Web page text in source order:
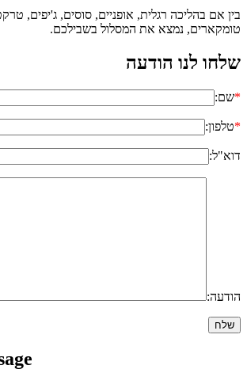
בין אם בהליכה רגלית, אופניים, סוסים, ג'יפים,
טומקארים, נמצא את המסלול בשבילכם.
שלחו לנו הודעה
*שם:
*טלפון:
דוא"ל:
הודעה: